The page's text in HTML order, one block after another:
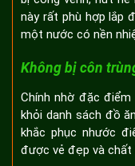
này rất phù hợp lắp
một nước có nền
Không bị côn
Chính nhờ đặc
khỏi danh sách đồ
khắc phục nhước
được vẻ đẹp và chất